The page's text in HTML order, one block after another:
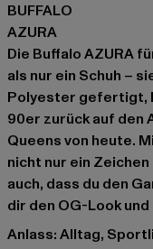
BUFFALO
AZURA
Die Buffalo AZURA
als nur ein Schuh –
Polyester gefertigt,
90er zurück auf den
Queens von heute.
nicht nur ein
auch, dass du den
dir den OG-Look
Anlass: Alltag,